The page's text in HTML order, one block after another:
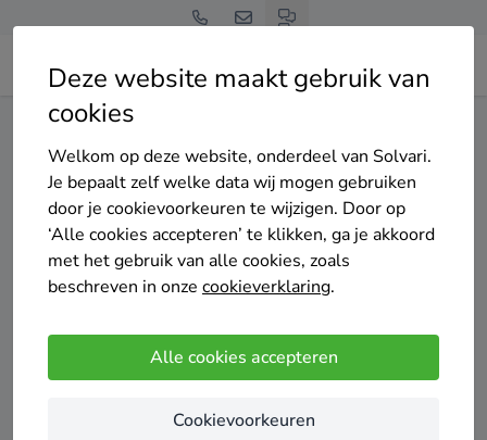
Deze website maakt gebruik van
cookies
Welkom op deze website, onderdeel van Solvari.
Je bepaalt zelf welke data wij mogen gebruiken
door je cookievoorkeuren te wijzigen. Door op
‘Alle cookies accepteren’ te klikken, ga je akkoord
met het gebruik van alle cookies, zoals
beschreven in onze cookieverklaring.
Alle cookies accepteren
Cookievoorkeuren
Home Dakisolatie
Gratis en vrijblijvend
Top 20 dakisolatie
specialisten in Hoorn
Vergelijk offertes